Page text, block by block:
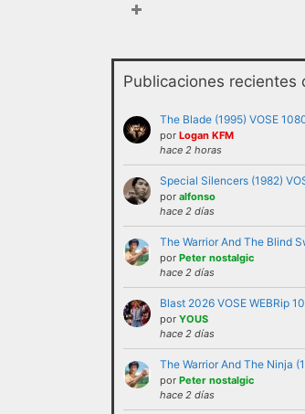
No se debe
recurrir al insulto.
No se debe
como tales.
No trasladar a
partícipes al
No revelar ni
ejemplo
No enviar a los
En el Lenguaje
Publicaciones recientes
The Blade (1995) VOSE
por Logan KFM
hace 2 horas
Special Silencers (1982)
por alfonso
hace 2 días
The Warrior And The Blind
por Peter nostalgic
hace 2 días
Blast 2026 VOSE WEBRip
por YOUS
hace 2 días
The Warrior And The Ninja
por Peter nostalgic
hace 2 días